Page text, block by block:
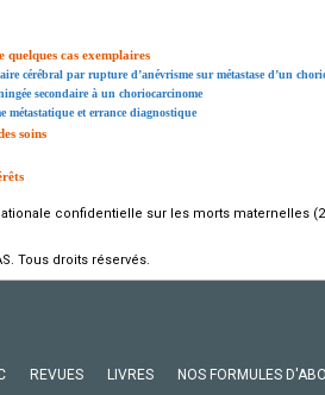
quelques cas exemplaires
cérébral par rupture d’anévrisme sur métastase d’un
secondaire à un choriocarcinome
métastatique et errance diagnostique
soins
confidentielle sur les morts maternelles
Tous droits réservés.
REVUES LIVRES NOS FORMULES